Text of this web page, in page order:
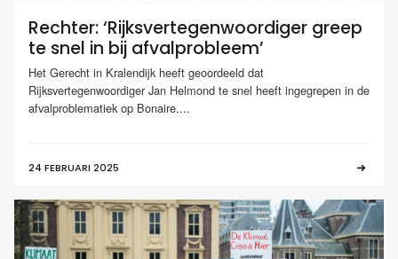
Rechter: ‘Rijksvertegenwoordiger greep
te snel in bij afvalprobleem’
Het Gerecht in Kralendijk heeft geoordeeld dat
Rijksvertegenwoordiger Jan Helmond te snel heeft ingegrepen in de
afvalproblematiek op Bonaire....
24 FEBRUARI 2025